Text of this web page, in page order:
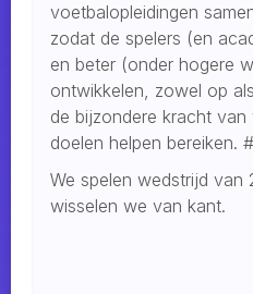
voetbalopleidingen
zodat de spelers (en
en beter (onder hogere
ontwikkelen, zowel op
de bijzondere kracht
doelen helpen bereiken.
We spelen wedstrijd van
wisselen we van kant.